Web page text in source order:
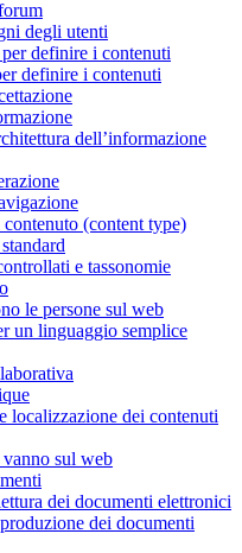
degli utenti
definire i contenuti
definire i contenuti
dell’informazione
(content type)
e tassonomie
le persone sul web
un linguaggio semplice
localizzazione dei contenuti
sul web
dei documenti elettronici
dei documenti